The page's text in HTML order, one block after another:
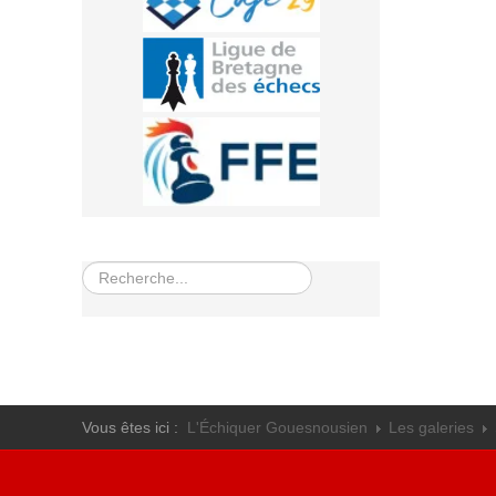
Rechercher
Vous êtes ici : L'Échiquer Gouesnousien Les galeries